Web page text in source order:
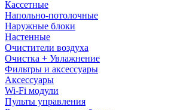
Кассетные
Напольно-потолочные
Наружные блоки
Настенные
Очистители воздуха
Очистка + Увлажнение
Фильтры и аксессуары
Аксессуары
Wi-Fi модули
Пульты управления